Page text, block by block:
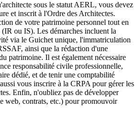
sous le statut AERL, vous devez
et inscrit à l'Ordre des Architectes.
de votre patrimoine personnel tout en
ou IS). Les démarches incluent la
via le Guichet unique, l'immatriculation
ainsi que la rédaction d'une
patrimoine. Il est également nécessaire
responsabilité civile professionnelle,
dédié, et de tenir une comptabilité
vous inscrire à la CRPA pour gérer les
Enfin, n'oubliez pas de développer
web, contrats, etc.) pour promouvoir